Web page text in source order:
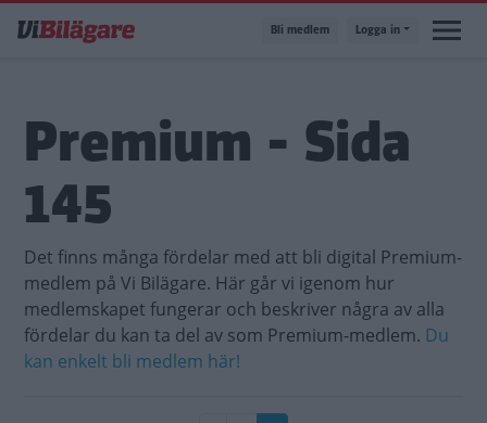
till
Bli medlem Logga in
Premium - Sida
145
Det finns många fördelar med att bli digital Premium-
medlem på Vi Bilägare. Här går vi igenom hur
medlemskapet fungerar och beskriver några av alla
fördelar du kan ta del av som Premium-medlem. Du
kan enkelt bli medlem här!